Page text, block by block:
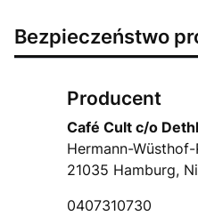
Bezpieczeństwo
Producent
Café Cult c/o
Hermann-Wüsthof-
21035 Hamburg,
0407310730